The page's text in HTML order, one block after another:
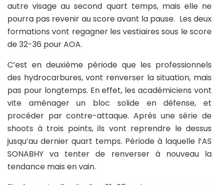
autre visage au second quart temps, mais elle ne
pourra pas revenir au score avant la pause. Les deux
formations vont regagner les vestiaires sous le score
de 32-36 pour AOA.
C’est en deuxième période que les professionnels
des hydrocarbures, vont renverser la situation, mais
pas pour longtemps. En effet, les académiciens vont
vite aménager un bloc solide en défense, et
procéder par contre-attaque. Après une série de
shoots à trois points, ils vont reprendre le dessus
jusqu’au dernier quart temps. Période à laquelle l’AS
SONABHY va tenter de renverser à nouveau la
tendance mais en vain.